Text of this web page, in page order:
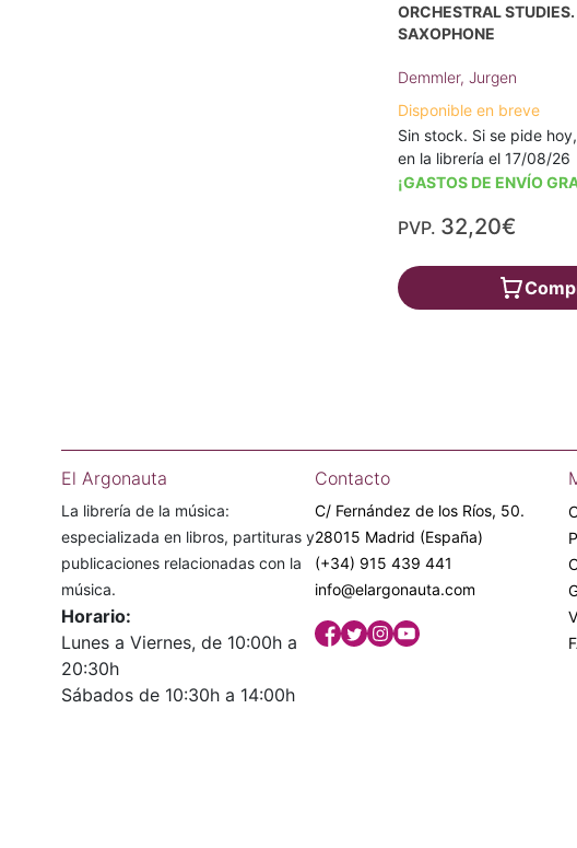
ORCHESTRAL STUDIES.
SAXOPHONE
Demmler, Jurgen
Disponible en breve
Sin stock. Si se pide
en la librería el 17/08/26
¡GASTOS DE ENVÍO
PVP. 32,20€
El Argonauta
La librería de la música:
especializada en libros, partituras y
publicaciones relacionadas con la
música.
Horario:
Lunes a Viernes, de 10:00h a
20:30h
Sábados de 10:30h a 14:00h
Contacto
C/ Fernández de los Ríos, 50.
28015 Madrid (España)
(+34) 915 439 441
info@elargonauta.com